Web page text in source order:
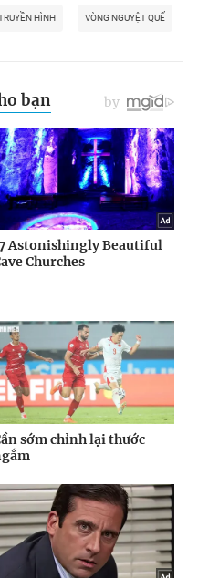
HÌNH VÒNG NGUYỆT QUẾ